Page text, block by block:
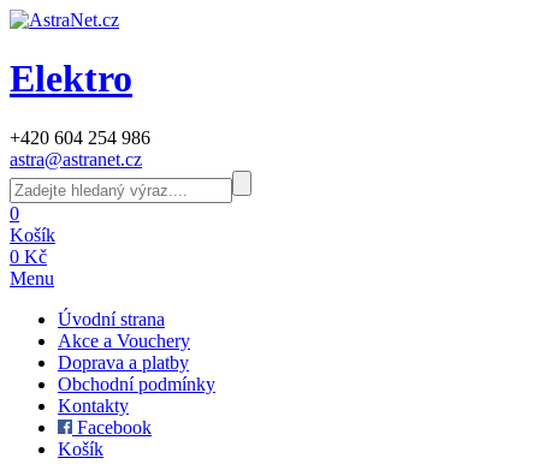
Elektro
+420 604 254 986
astra@astranet.cz
0
Košík
0 Kč
Menu
Úvodní strana
Akce a Vouchery
Doprava a platby
Obchodní podmínky
Kontakty
Facebook
Košík